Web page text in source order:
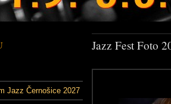
Jazz Černošice 2027
Jazz Fest Foto